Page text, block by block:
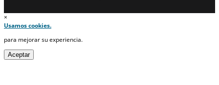
×
Usamos cookies.
para mejorar su experiencia.
Aceptar